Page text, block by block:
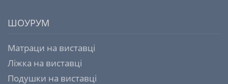
ШОУРУМ
Матраци на виставці
Ліжка на виставці
Подушки на виставці